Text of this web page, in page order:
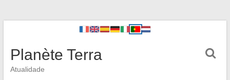
Planète Terra
Atualidade